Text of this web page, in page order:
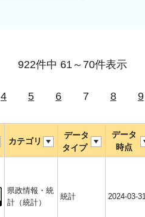
922件中 61～70件表示
4 5 6 7 8 9
カテゴリ
データ
タイプ
データ
時点
県政情報・統
計（統計）
統計 2024-03-31